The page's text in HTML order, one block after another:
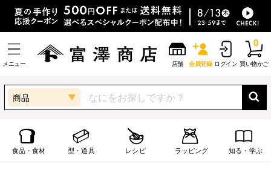
メニュー 店舗 会員登録 ログイン 買い物かご
0
商品
食品・食材 型・道具 レシピ ラッピング 知る・学ぶ